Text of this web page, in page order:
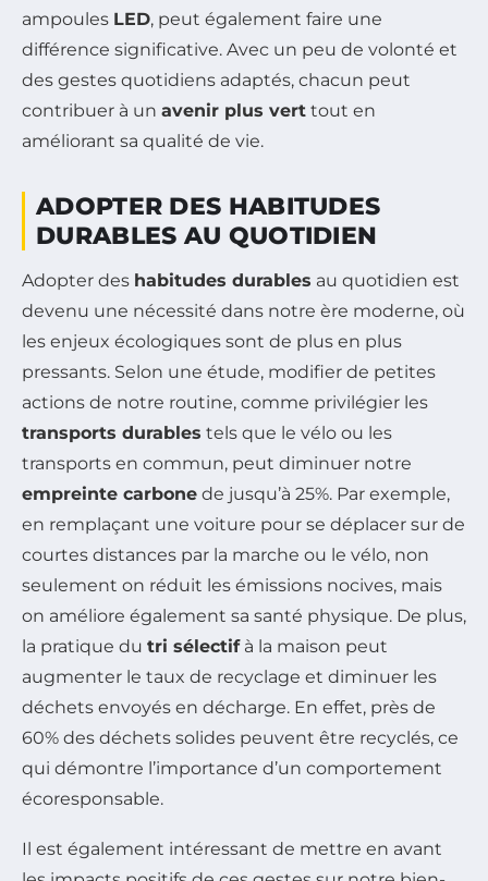
ampoules LED, peut également faire une
différence significative. Avec un peu de volonté et
des gestes quotidiens adaptés, chacun peut
contribuer à un avenir plus vert tout en
améliorant sa qualité de vie.
ADOPTER DES HABITUDES
DURABLES AU QUOTIDIEN
Adopter des habitudes durables au quotidien est
devenu une nécessité dans notre ère moderne, où
les enjeux écologiques sont de plus en plus
pressants. Selon une étude, modifier de petites
actions de notre routine, comme privilégier les
transports durables tels que le vélo ou les
transports en commun, peut diminuer notre
empreinte carbone de jusqu’à 25%. Par exemple,
en remplaçant une voiture pour se déplacer sur de
courtes distances par la marche ou le vélo, non
seulement on réduit les émissions nocives, mais
on améliore également sa santé physique. De plus,
la pratique du tri sélectifà la maison peut
augmenter le taux de recyclage et diminuer les
déchets envoyés en décharge. En effet, près de
60% des déchets solides peuvent être recyclés, ce
qui démontre l’importance d’un comportement
écoresponsable.
Il est également intéressant de mettre en avant